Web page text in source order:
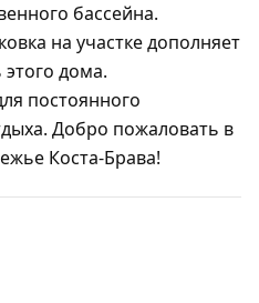
бассейна.
на участке дополняет
дома.
постоянного
Добро пожаловать в
Коста-Брава!